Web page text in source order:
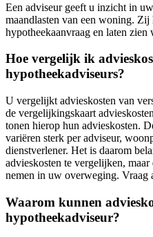
Een adviseur geeft u inzicht in
maandlasten van een woning.
hypotheekaanvraag en laten zien
Hoe vergelijk ik
hypotheekadviseurs?
U vergelijkt advieskosten van
de vergelijkingskaart
tonen hierop hun advieskosten.
variëren sterk per adviseur,
dienstverlener. Het is daarom
advieskosten te vergelijken,
nemen in uw overweging. Vraag
Waarom kunnen
hypotheekadviseur?